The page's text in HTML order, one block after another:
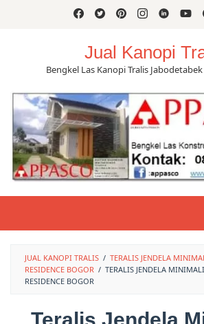
Jual Kanopi
Bengkel Las Kanopi Tralis
JUAL KANOPI TRALIS / TERALIS JENDELA
RESIDENCE BOGOR / TERALIS JENDELA
RESIDENCE BOGOR
Teralis Jendela